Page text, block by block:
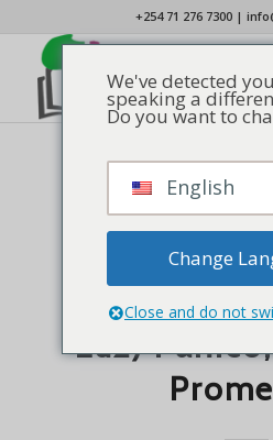
+254 71 276 7300|
NOTÍCIAS
Post
Lucem
Escuridão,
Luz)
We've detected
speaking a
Do you want to
English
Change
Close and do not